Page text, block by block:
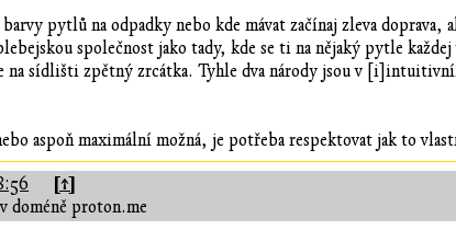
pytlů na odpadky nebo kde mávat začínaj zleva
společnost jako tady, kde se ti na nějaký pytle
na sídlišti zpětný zrcátka. Tyhle dva národy jsou v
aspoň maximální možná, je potřeba respektovat jak to
[↑]
doméně proton.me